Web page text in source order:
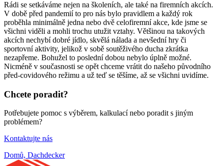
Rádi se setkáváme nejen na školeních, ale také na firemních akcích.
V době před pandemií to pro nás bylo pravidlem a každý rok
proběhla minimálně jedna nebo dvě celofiremní akce, kde jsme se
všichni viděli a mohli trochu utužit vztahy. Většinou na takových
akcích nechybí dobré jídlo, skvělá nálada a nevšední hry či
sportovní aktivity, jelikož v sobě soutěživého ducha zkrátka
nezapřeme. Bohužel to poslední dobou nebylo úplně možné.
Nicméně v současnosti se opět chceme vrátit do našeho původního
před-covidového režimu a už teď se těšíme, až se všichni uvidíme.
Chcete poradit?
Potřebujete pomoc s výběrem, kalkulací nebo poradit s jiným
problémem?
Kontaktujte nás
Domů, Dachdecker